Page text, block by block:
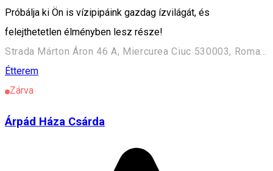
Próbálja ki Ön is vízipipáink gazdag ízvilágát, és
felejthetetlen élményben lesz része!
Strada Márton Áron 46 A, Miercurea Ciuc 530003, Romania
Étterem
Zárva
Árpád Háza Csárda